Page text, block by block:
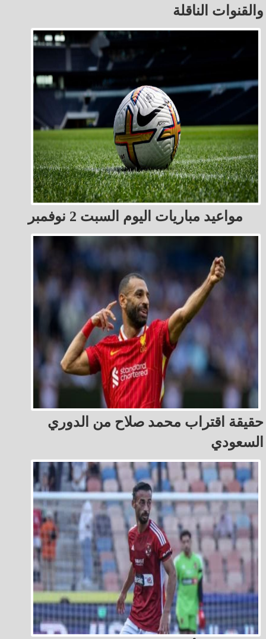
والقنوات الناقلة
مواعيد مباريات اليوم السبت 2 نوفمبر
حقيقة اقتراب محمد صلاح من الدوري
السعودي